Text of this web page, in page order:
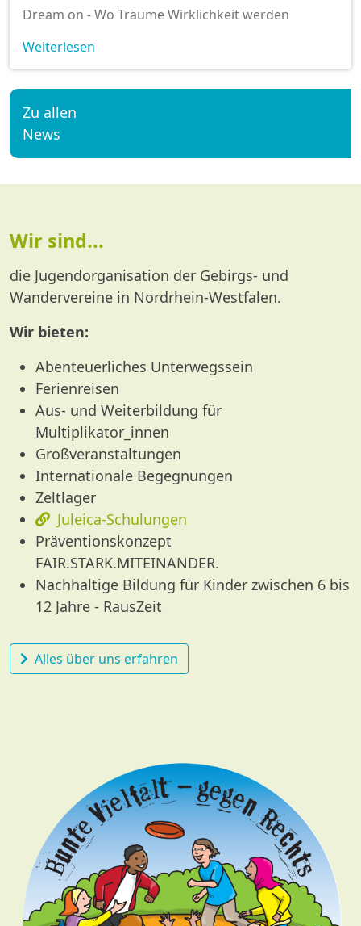
Dream on - Wo Träume Wirklichkeit werden
Weiterlesen
Zu allen
News
Wir sind...
die Jugendorganisation der Gebirgs- und
Wandervereine in Nordrhein-Westfalen.
Wir bieten:
Abenteuerliches Unterwegssein
Ferienreisen
Aus- und Weiterbildung für
Multiplikator_innen
Großveranstaltungen
Internationale Begegnungen
Zeltlager
Juleica-Schulungen
Präventionskonzept
FAIR.STARK.MITEINANDER.
Nachhaltige Bildung für Kinder zwischen 6 bis
12 Jahre - RausZeit
Alles über uns erfahren